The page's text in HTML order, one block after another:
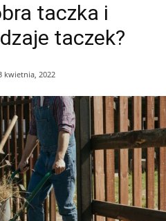
taczka i
taczek?
kwietnia, 2022